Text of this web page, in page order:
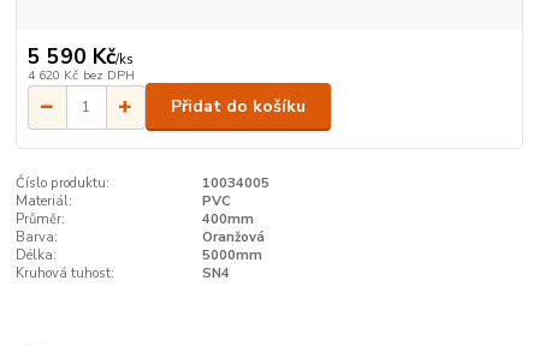
5 590 Kč/ks
4 620 Kč bez DPH
Přidat do košíku
Číslo produktu:
10034005
Materiál:
PVC
Průměr:
400mm
Barva:
Oranžová
Délka:
5000mm
Kruhová tuhost:
SN4